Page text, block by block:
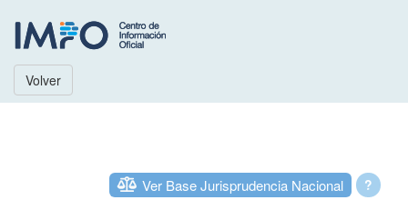
Volver
?
Ver Base Jurisprudencia Nacional